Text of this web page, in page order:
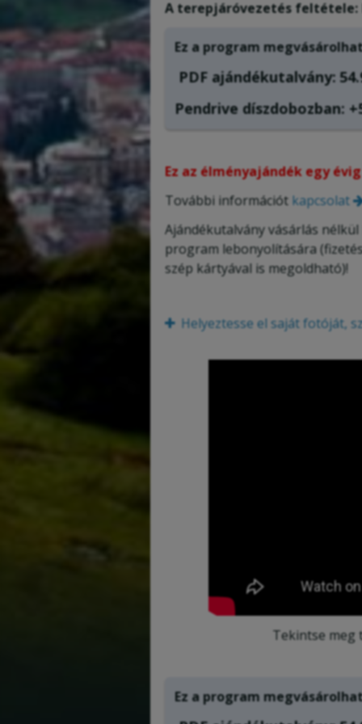
A terepjáróvezetés feltétele:
Ez a program
PDF ajándékutalvány:
Pendrive díszdobozban:
Ez az élményajándék egy
További információt kapcsolat
Ajándékutalvány vásárlás
program lebonyolítására
szép kártyával is megoldható)!
Helyeztesse el saját fotóját,
Tekintse meg
Ez a program